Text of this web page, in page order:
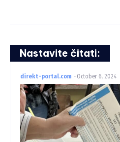
Nastavite čitati:
direkt-portal.com - October 6, 2024